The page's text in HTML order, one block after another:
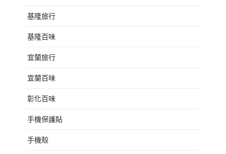
基隆旅行
基隆百味
宜蘭旅行
宜蘭百味
彰化百味
手機保護貼
手機殼